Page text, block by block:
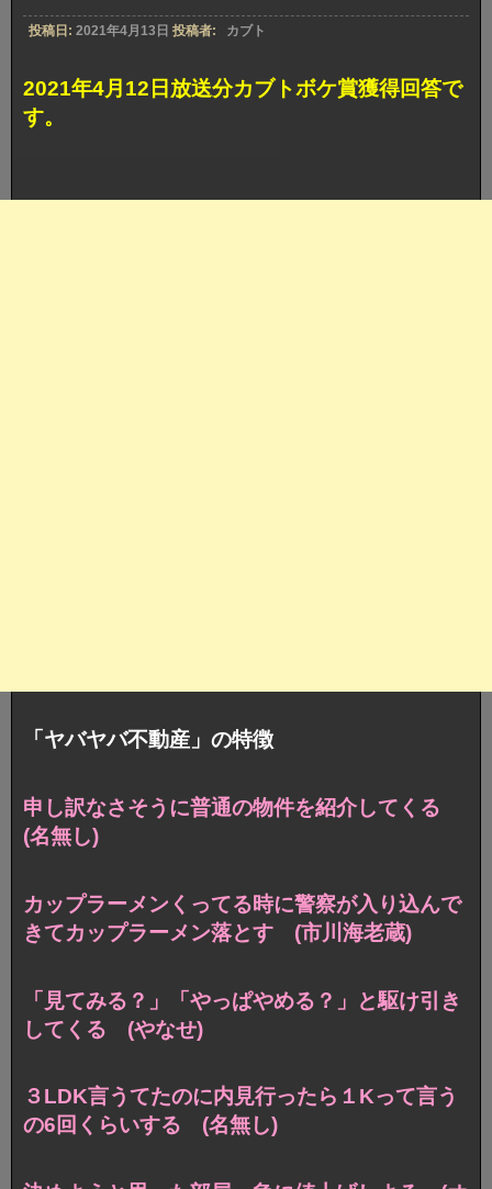
投稿日: 2021年4月13日 投稿者: カブト
2021年4月12日放送分カブトボケ賞獲得回答で
す。
「ヤバヤバ不動産」の特徴
申し訳なさそうに普通の物件を紹介してくる
(名無し)
カップラーメンくってる時に警察が入り込んで
きてカップラーメン落とす (市川海老蔵)
「見てみる？」「やっぱやめる？」と駆け引き
してくる (やなせ)
３LDK言うてたのに内見行ったら１Kって言う
の6回くらいする (名無し)